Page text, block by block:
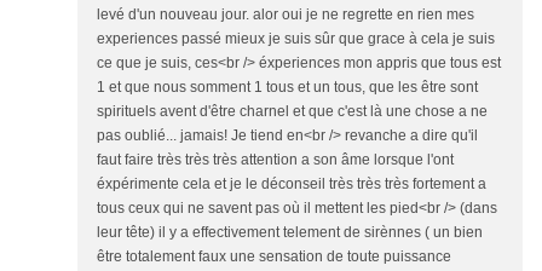
levé d'un nouveau jour. alor oui je ne regrette en rien mes
experiences passé mieux je suis sûr que grace à cela je suis
ce que je suis, ces<br /> éxperiences mon appris que tous est
1 et que nous somment 1 tous et un tous, que les être sont
spirituels avent d'être charnel et que c'est là une chose a ne
pas oublié... jamais! Je tiend en<br /> revanche a dire qu'il
faut faire très très très attention a son âme lorsque l'ont
éxpérimente cela et je le déconseil très très très fortement a
tous ceux qui ne savent pas où il mettent les pied<br /> (dans
leur tête) il y a effectivement telement de sirènnes ( un bien
être totalement faux une sensation de toute puissance